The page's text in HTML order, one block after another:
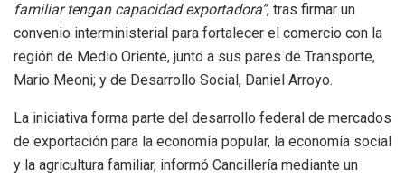
familiar tengan capacidad exportadora”, tras firmar un
convenio interministerial para fortalecer el comercio con la
región de Medio Oriente, junto a sus pares de Transporte,
Mario Meoni; y de Desarrollo Social, Daniel Arroyo.
La iniciativa forma parte del desarrollo federal de mercados
de exportación para la economía popular, la economía social
y la agricultura familiar, informó Cancillería mediante un